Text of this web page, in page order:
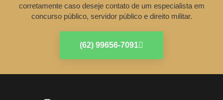
corretamente caso deseje contato de um especialista em
concurso público, servidor público e direito militar.
(62) 99656-7091